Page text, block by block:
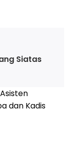
Siatas
dan Kadis